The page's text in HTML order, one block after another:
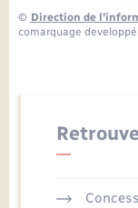
© Direction de
comarquage